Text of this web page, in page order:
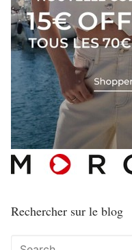
Rechercher sur le blog
Rechercher